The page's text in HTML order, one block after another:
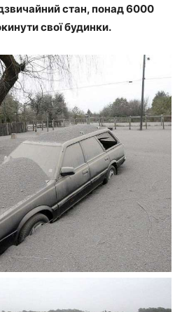
стан, понад 6000
свої будинки.